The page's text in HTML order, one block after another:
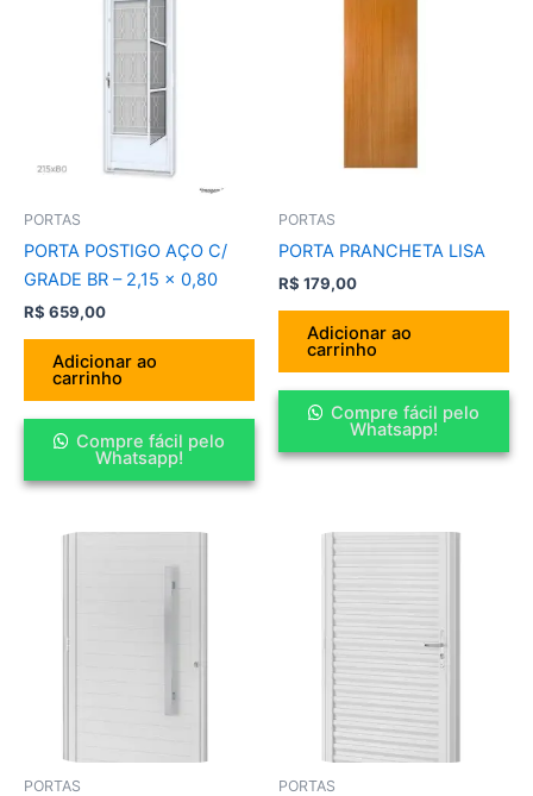
PORTAS
PORTA POSTIGO AÇO C/
GRADE BR – 2,15 x 0,80
R$ 659,00
Adicionar ao
carrinho
Compre fácil pelo
Whatsapp!
PORTAS
PORTA PRANCHETA LISA
R$ 179,00
Adicionar ao
carrinho
Compre fácil pelo
Whatsapp!
PORTAS PORTAS